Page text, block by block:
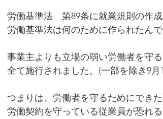
労働基準法　第89条に就業規則の作
労働基準法は何のために作られたん
事業主よりも立場の弱い労働者を守
全て施行されました。(一部を除き9月
つまりは、労働者を守るためにでき
労働契約を守っている従業員が恐れ